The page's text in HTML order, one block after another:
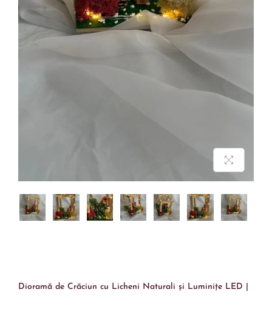
Dioramă de Crăciun cu Licheni Naturali și Luminițe LED |